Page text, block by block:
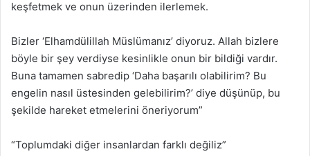
keşfetmek ve onun üzerinden ilerlemek.
Bizler ‘Elhamdülillah Müslümanız’ diyoruz. Allah bizlere
böyle bir şey verdiyse kesinlikle onun bir bildiği vardır.
Buna tamamen sabredip ‘Daha başarılı olabilirim? Bu
engelin nasıl üstesinden gelebilirim?’ diye düşünüp, bu
şekilde hareket etmelerini öneriyorum”
“Toplumdaki diğer insanlardan farklı değiliz”